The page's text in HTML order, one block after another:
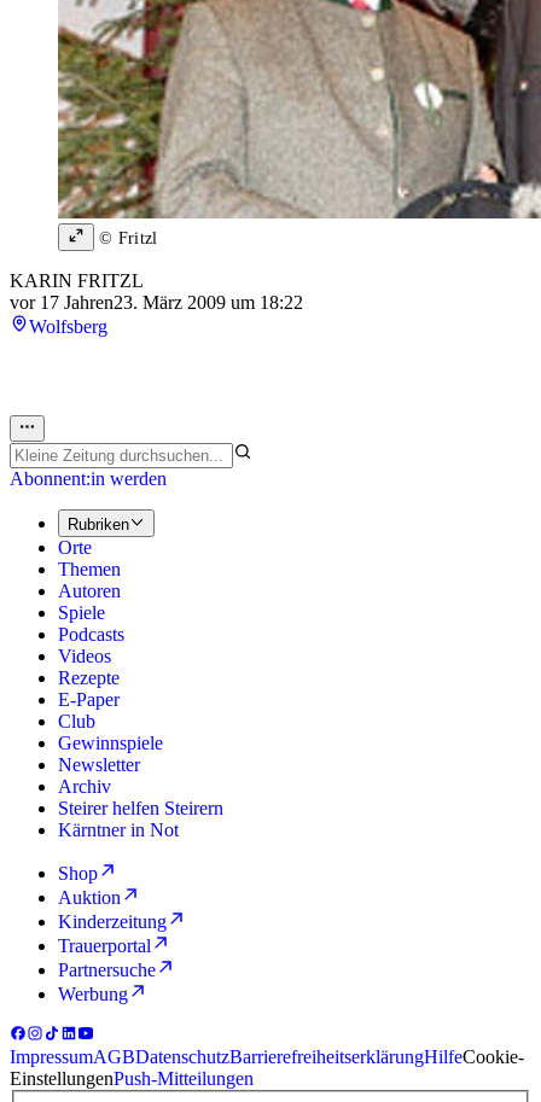
© Fritzl
KARIN FRITZL
vor 17 Jahren23. März 2009 um 18:22
Wolfsberg
Abonnent:in werden
Rubriken
Orte
Themen
Autoren
Spiele
Podcasts
Videos
Rezepte
E-Paper
Club
Gewinnspiele
Newsletter
Archiv
Steirer helfen Steirern
Kärntner in Not
Shop
Auktion
Kinderzeitung
Trauerportal
Partnersuche
Werbung
ImpressumAGBDatenschutzBarrierefreiheitserklärungHilfeCookie-
EinstellungenPush-Mitteilungen